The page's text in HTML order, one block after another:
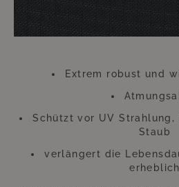
farblich verändern können. Dies
Funktion, noch die Langlebigkeit des
Polyester.
Extrem robust und
Schützt vor UV Strahlung,
Staub
verlängert die
erheblich